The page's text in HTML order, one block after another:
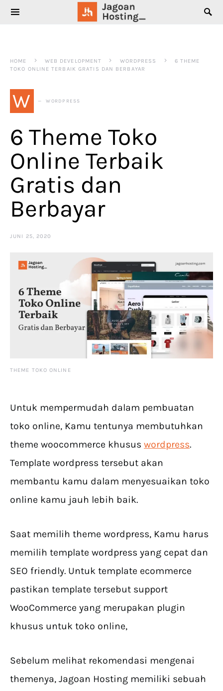
SEARCH FOR:
HOME WEB DEVELOPMENT WORDPRESS
6 THEME
TOKO ONLINE TERBAIK GRATIS DAN BERBAYAR
W WORDPRESS
6 Theme Toko
Online Terbaik
Gratis dan
Berbayar
JUNI 25, 2020
THEME TOKO ONLINE
Untuk mempermudah dalam pembuatan
toko online, Kamu tentunya membutuhkan
theme woocommerce khusus wordpress.
Template wordpress tersebut akan
membantu kamu dalam menyesuaikan toko
online kamu jauh lebih baik.
Saat memilih theme wordpress, Kamu harus
memilih template wordpress yang cepat dan
SEO friendly. Untuk template ecommerce
pastikan template tersebut support
WooCommerce yang merupakan plugin
khusus untuk toko online,
Sebelum melihat rekomendasi mengenai
themenya, Jagoan Hosting memiliki sebuah